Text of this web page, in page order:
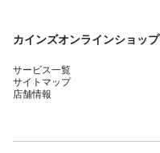
カインズオンラインショップ
サービス一覧
サイトマップ
店舗情報